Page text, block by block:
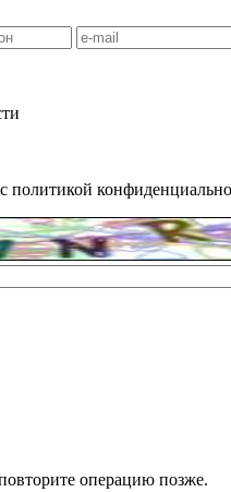
политикой
операцию позже.